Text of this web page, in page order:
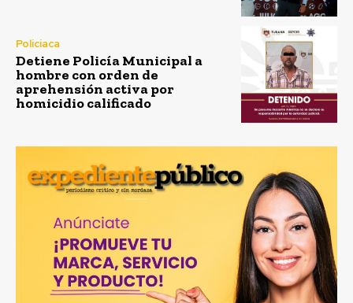
Policiaca
Detiene Policía Municipal a
hombre con orden de
aprehensión activa por
homicidio calificado